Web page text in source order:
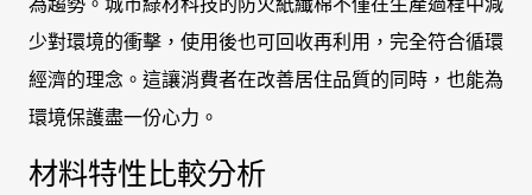
為趨勢。城市綠材科技的防火紙纖棉不僅在生產過程中減
少對環境的衝擊，使用後也可回收再利用，完全符合循環
經濟的理念。這讓消費者在改善居住品質的同時，也能為
環境保護盡一份心力。
材料特性比較分析